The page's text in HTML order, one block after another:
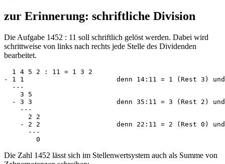
zur Erinnerung: schriftliche Division
Die Aufgabe 1452 : 11 soll schriftlich gelöst werden. Dabei wird
schrittweise von links nach rechts jede Stelle des Dividenden
bearbeitet.
  1 4 5 2 : 11 = 1 3 2
- 1 1                       denn 14:11 = 1 (Rest 3) und
  ---
    3 5
- 3 3                     denn 35:11 = 3 (Rest 2)
    ---
      2 2
- 2 2                   denn 22:11 = 2 (Rest 0)
      ---
        0
Die Zahl 1452 lässt sich im Stellenwertsystem auch als Summe von